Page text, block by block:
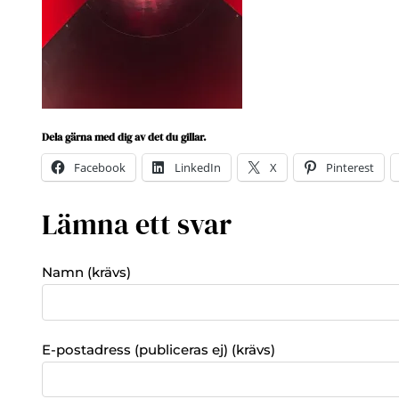
Dela gärna med dig av det du gillar.
Facebook LinkedIn X Pinterest
Lämna ett svar
Namn (krävs)
E-postadress (publiceras ej) (krävs)